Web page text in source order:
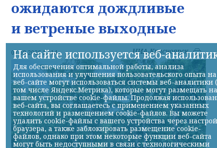
ожидаются дождливые
и ветреные выходные
07.08.2026 13:14 НИА-Красноярск
На сайте используется веб-
Для обеспечения оптимальной работы, анализа
использования и улучшения пользовательского опыта на
веб-сайте могут использоваться системы веб-аналитики
том числе Яндекс.Метрика), которые могут размещать на
вашем устройстве cookie-файлы. Продолжая
веб-сайта, вы соглашаетесь с применением указанных
технологий и размещением cookie-файлов. Вы можете
удалить cookie-файлы с вашего устройства через
браузера, а также заблокировать размещение cookie-
файлов, однако при этом некоторые функции веб-сайта
могут быть недоступными в связи с технологическими